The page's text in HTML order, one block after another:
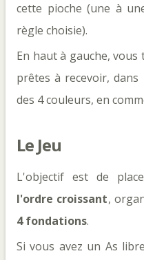
cette pioche (une à
règle choisie).
En haut à gauche, vous
prêtes à recevoir,
des 4 couleurs, en
Le Jeu
L'objectif est de
l'ordre croissant,
4 fondations.
Si vous avez un As